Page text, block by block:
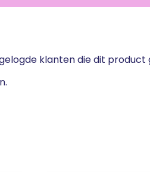
klanten die dit